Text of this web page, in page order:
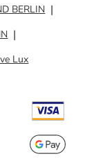
BERLIN
Lux